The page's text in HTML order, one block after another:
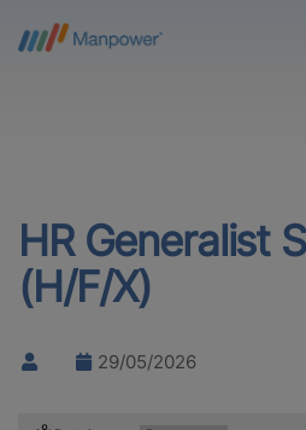
HR Generalist
(H/F/X)
29/05/2026